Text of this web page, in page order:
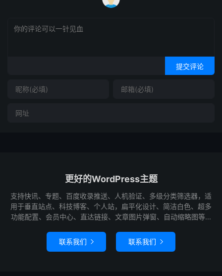
提交评论
更好的WordPress主题
支持快讯、专题、百度收录推送、人机验证、多级分类筛选器，适
用于垂直站点、科技博客、个人站，扁平化设计、简洁白色、超多
功能配置、会员中心、直达链接、文章图片弹窗、自动缩略图等...
联系我们  联系我们 